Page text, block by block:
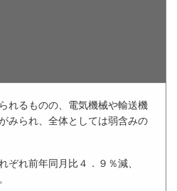
れるものの、電気機械や輸送機
みられ、全体としては弱含みの
ぞれ前年同月比４．９％減、